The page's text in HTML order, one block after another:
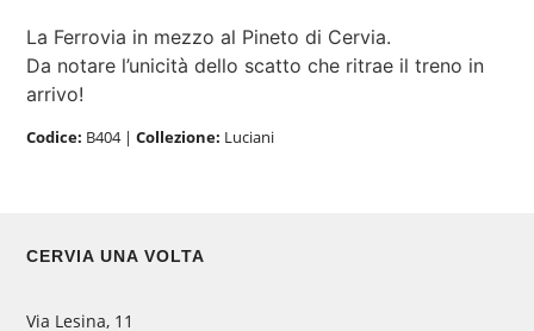
La Ferrovia in mezzo al Pineto di Cervia.
Da notare l’unicità dello scatto che ritrae il treno in
arrivo!
Codice: B404|Collezione: Luciani
CERVIA UNA VOLTA
Via Lesina, 11